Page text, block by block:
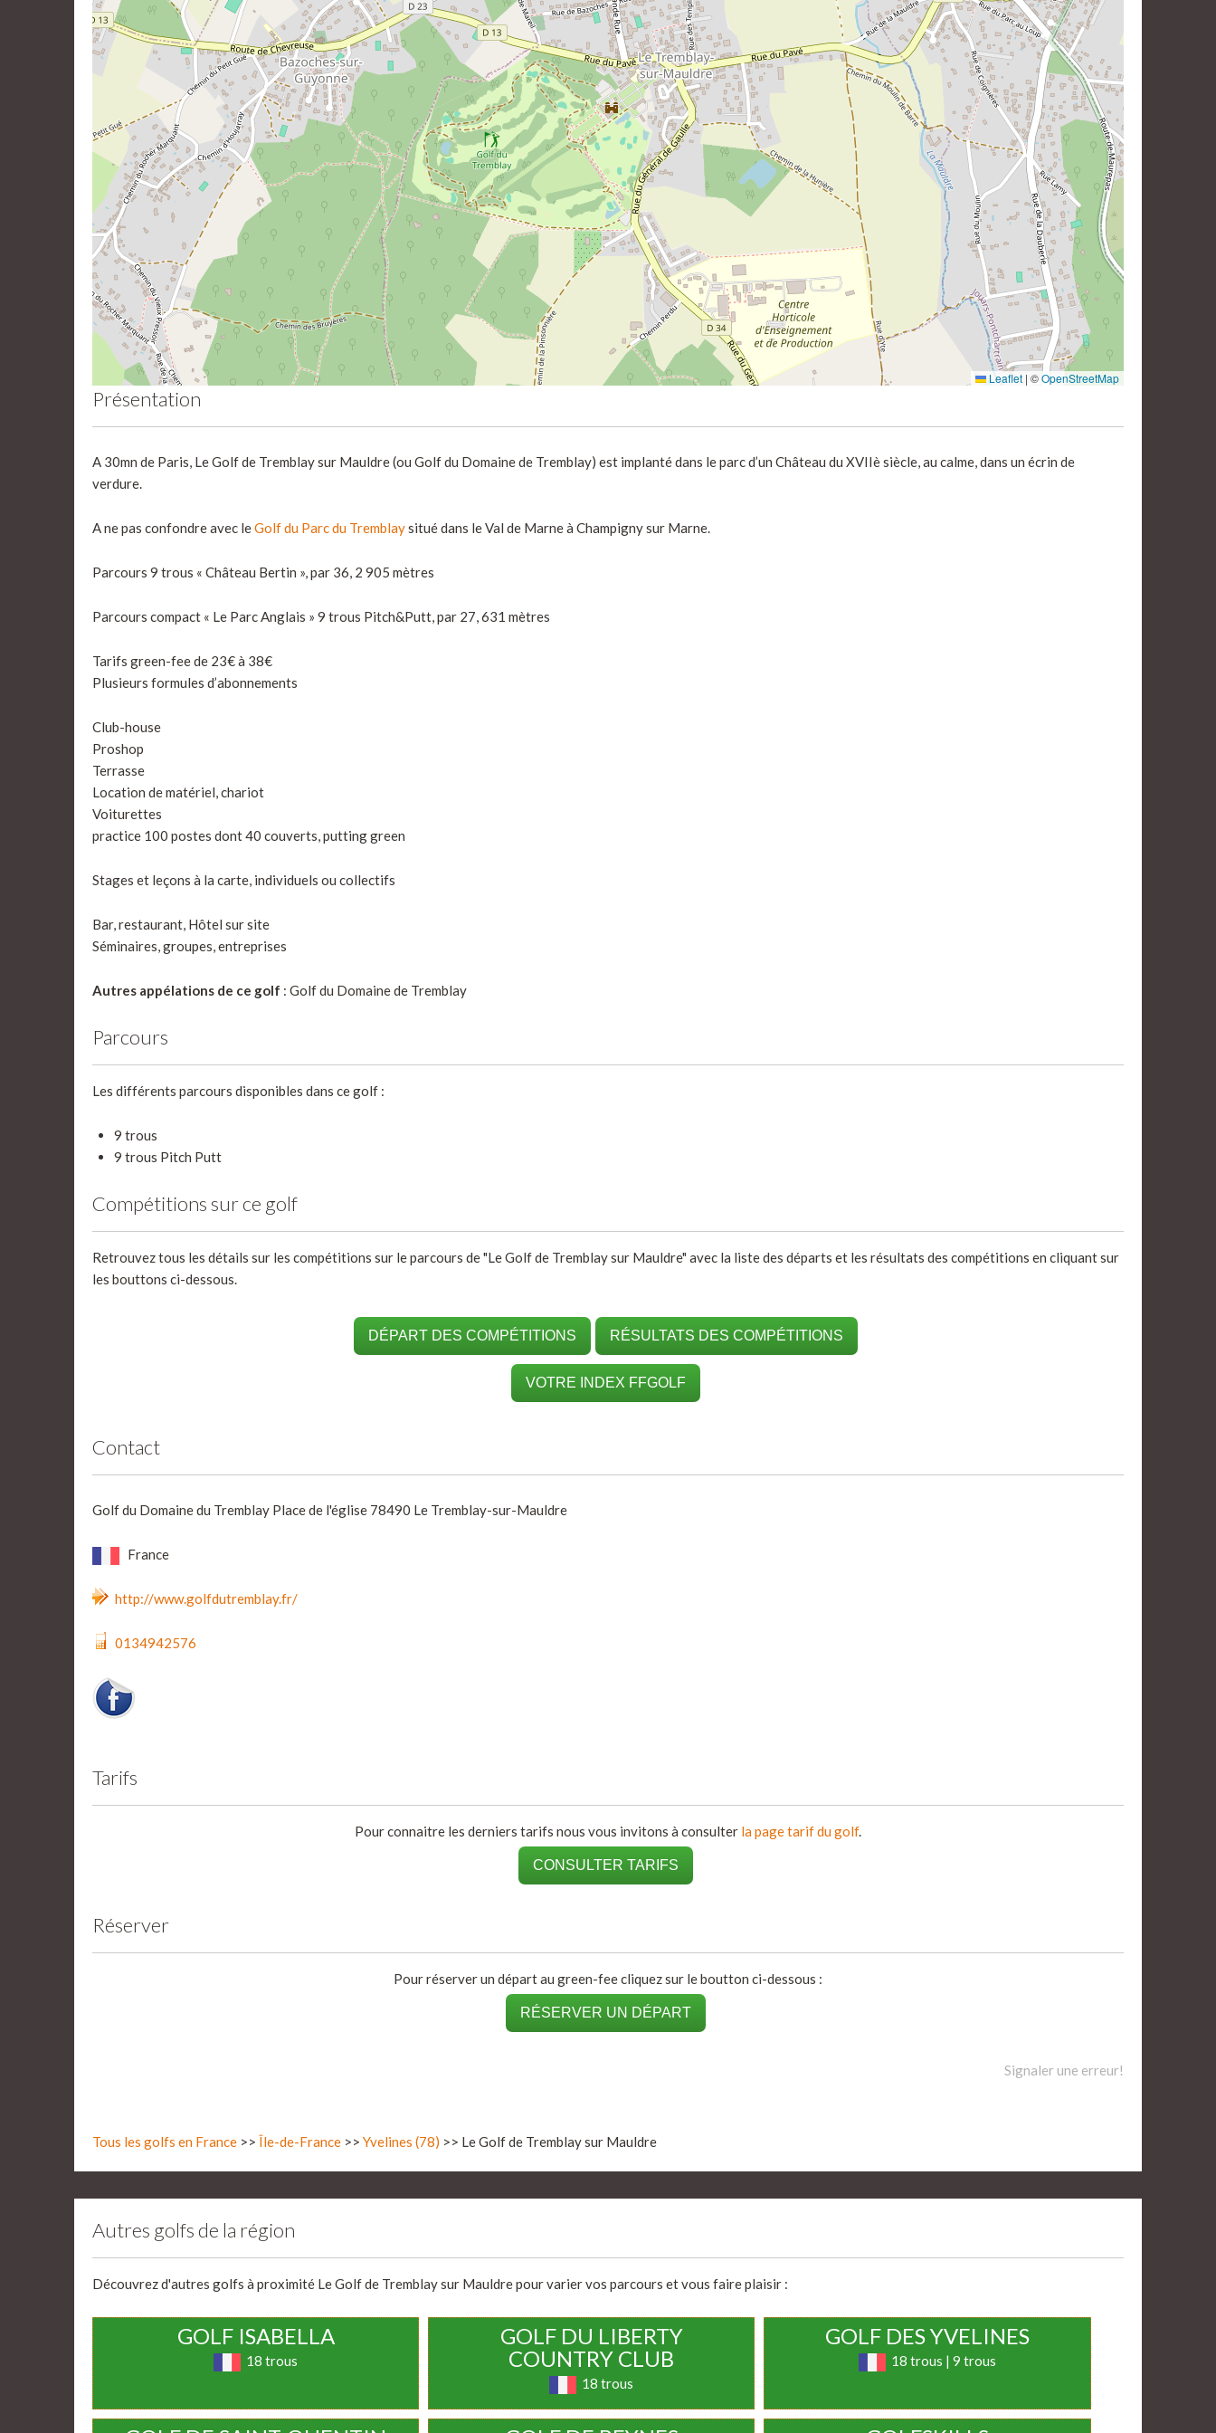
Leaflet | ©OpenStreetMap
Présentation
A 30mn de Paris, Le Golf de Tremblay sur Mauldre (ou Golf du Domaine de Tremblay) est implanté dans le parc d’un Château du XVIIè siècle, au calme, dans un écrin de
verdure.
A ne pas confondre avec leGolf du Parc du Tremblaysitué dans le Val de Marne à Champigny sur Marne.
Parcours 9 trous « Château Bertin », par 36, 2 905 mètres
Parcours compact « Le Parc Anglais » 9 trous Pitch&Putt, par 27, 631 mètres
Tarifs green-fee de 23€ à 38€
Plusieurs formules d’abonnements
Club-house
Proshop
Terrasse
Location de matériel, chariot
Voiturettes
practice 100 postes dont 40 couverts, putting green
Stages et leçons à la carte, individuels ou collectifs
Bar, restaurant, Hôtel sur site
Séminaires, groupes, entreprises
Autres appélations de ce golf : Golf du Domaine de Tremblay
Parcours
Les différents parcours disponibles dans ce golf :
9 trous
9 trous Pitch Putt
Compétitions sur ce golf
Retrouvez tous les détails sur les compétitions sur le parcours de "Le Golf de Tremblay sur Mauldre" avec la liste des départs et les résultats des compétitions en cliquant sur
les bouttons ci-dessous.
DÉPART DES COMPÉTITIONS RÉSULTATS DES COMPÉTITIONS
VOTRE INDEX FFGOLF
Contact
Golf du Domaine du Tremblay Place de l'église 78490 Le Tremblay-sur-Mauldre
France
http://www.golfdutremblay.fr/
0134942576
Tarifs
Pour connaitre les derniers tarifs nous vous invitons à consulter la page tarif du golf.
CONSULTER TARIFS
Réserver
Pour réserver un départ au green-fee cliquez sur le boutton ci-dessous :
RÉSERVER UN DÉPART
Signaler une erreur!
Tous les golfs en France >> Île-de-France >> Yvelines (78) >> Le Golf de Tremblay sur Mauldre
Autres golfs de la région
Découvrez d'autres golfs à proximité Le Golf de Tremblay sur Mauldre pour varier vos parcours et vous faire plaisir :
GOLF ISABELLA
18 trous
GOLF DU LIBERTY
COUNTRY CLUB
18 trous
GOLF DES YVELINES
18 trous | 9 trous